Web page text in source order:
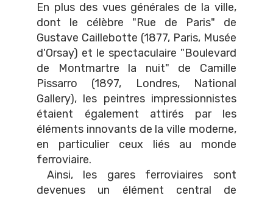
En plus des vues générales de la ville,
dont le célèbre "Rue de Paris" de
Gustave Caillebotte (1877, Paris, Musée
d'Orsay) et le spectaculaire "Boulevard
de Montmartre la nuit" de Camille
Pissarro (1897, Londres, National
Gallery), les peintres impressionnistes
étaient également attirés par les
éléments innovants de la ville moderne,
en particulier ceux liés au monde
ferroviaire.
Ainsi, les gares ferroviaires sont
devenues un élément central de